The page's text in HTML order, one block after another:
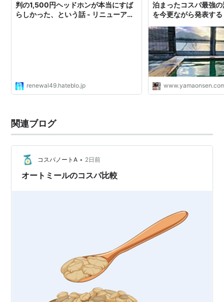
判の1,500円ヘッドホンが本当にすば
らしかった、という話 - リニューアル
renewal49.hateblo.jp
泊まったコスパ最強
を今更ながら発表す
関連ブログ
コスパノートA • 2日前
オートミールのコスパ比較